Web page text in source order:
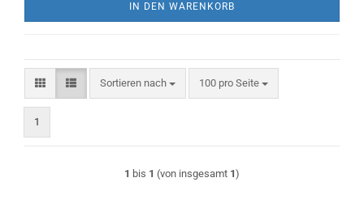
IN DEN WARENKORB
Sortieren nach
Sortieren nach 100 pro Seite
pro Seite
1
1 bis 1 (von insgesamt 1)